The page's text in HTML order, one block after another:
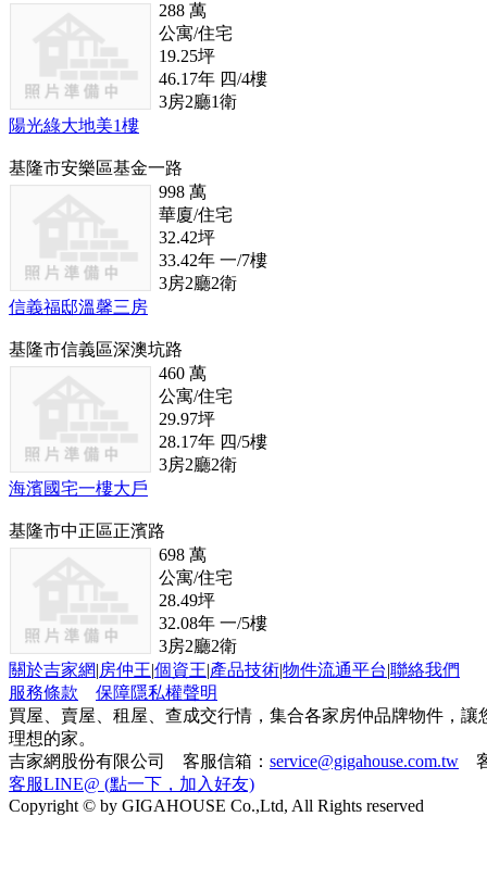
288 萬
公寓/住宅
19.25坪
46.17年 四/4樓
3房2廳1衛
陽光綠大地美1樓
基隆市安樂區基金一路
998 萬
華廈/住宅
32.42坪
33.42年 一/7樓
3房2廳2衛
信義福邸溫馨三房
基隆市信義區深澳坑路
460 萬
公寓/住宅
29.97坪
28.17年 四/5樓
3房2廳2衛
海濱國宅一樓大戶
基隆市中正區正濱路
698 萬
公寓/住宅
28.49坪
32.08年 一/5樓
3房2廳2衛
關於吉家網|房仲王|個資王|產品技術|物件流通平台|聯絡我們
服務條款
保障隱私權聲明
買屋、賣屋、租屋、查成交行情，集合各家房仲品牌物件，
理想的家。
吉家網股份有限公司 客服信箱： service@gigahouse.com.tw
客服LINE@ (點一下，加入好友)
Copyright © by GIGAHOUSE Co.,Ltd, All Rights reserved